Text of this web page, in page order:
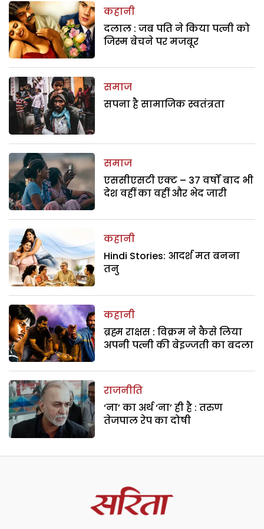
कहानी
दलाल : जब पति ने किया पत्नी को
जिस्म बेचने पर मजबूर
समाज
सपना है सामाजिक स्वतंत्रता
समाज
एससीएसटी एक्ट – 37 वर्षों बाद भी
देश वहीं का वहीं और भेद जारी
कहानी
Hindi Stories: आदर्श मत बनना
तनु
कहानी
ब्रह्म राक्षस : विक्रम ने कैसे लिया
अपनी पत्नी की बेइज्जती का बदला
राजनीति
‘ना’ का अर्थ ‘ना’ ही है : तरुण
तेजपाल रेप का दोषी